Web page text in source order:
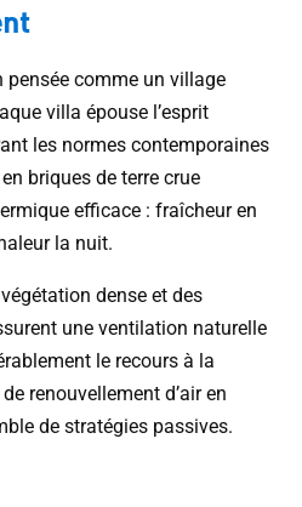
comme un village
villa épouse l’esprit
les normes contemporaines
briques de terre crue
efficace : fraîcheur en
la nuit.
dense et des
une ventilation naturelle
le recours à la
renouvellement d’air en
de stratégies passives.